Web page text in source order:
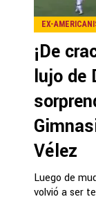
EX-
¡De
lujo de
Vélez
Luego de
volvió a ser